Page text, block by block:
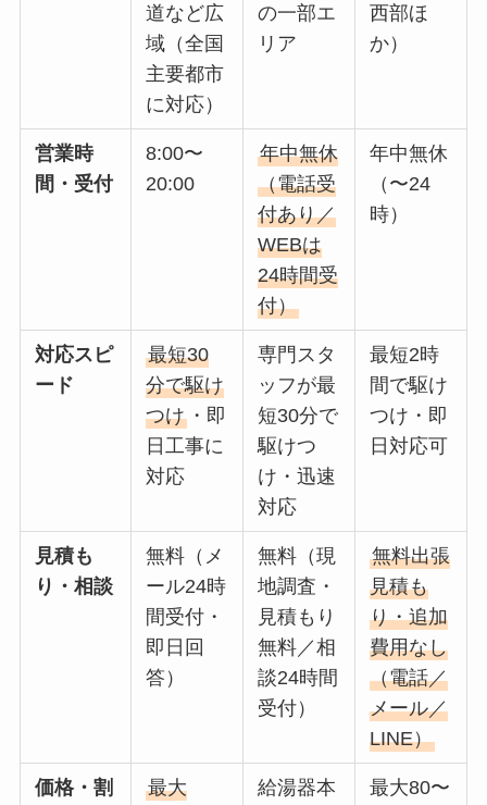
道など広
域（全国
主要都市
に対応）
の一部エ
リア
西部ほ
か）
営業時
間・受付
8:00〜
20:00
年中無休
（電話受
付あり／
WEBは
24時間受
付）
年中無休
（〜24
時）
対応スピ
ード
最短30
分で駆け
つけ ・即
日工事に
対応
専門スタ
ッフが最
短30分で
駆けつ
け・迅速
対応
最短2時
間で駆け
つけ・即
日対応可
見積も
り・相談
無料（メ
ール24時
間受付・
即日回
答）
無料（現
地調査・
見積もり
無料／相
談24時間
受付）
無料出張
見積も
り・追加
費用なし
（電話／
メール／
LINE）
価格・割
最大
給湯器本
最大80〜